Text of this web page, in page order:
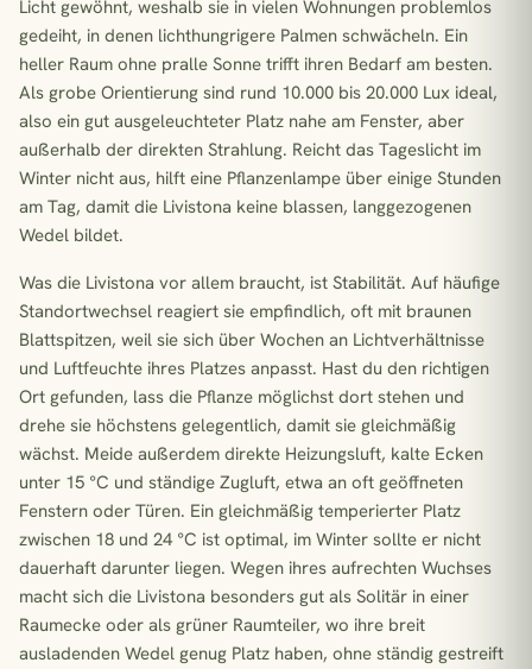
Licht gewöhnt, weshalb sie in vielen Wohnungen problemlos
gedeiht, in denen lichthungrigere Palmen schwächeln. Ein
heller Raum ohne pralle Sonne trifft ihren Bedarf am besten.
Als grobe Orientierung sind rund 10.000 bis 20.000 Lux ideal,
also ein gut ausgeleuchteter Platz nahe am Fenster, aber
außerhalb der direkten Strahlung. Reicht das Tageslicht im
Winter nicht aus, hilft eine Pflanzenlampe über einige Stunden
am Tag, damit die Livistona keine blassen, langgezogenen
Wedel bildet.
Was die Livistona vor allem braucht, ist Stabilität. Auf häufige
Standortwechsel reagiert sie empfindlich, oft mit braunen
Blattspitzen, weil sie sich über Wochen an Lichtverhältnisse
und Luftfeuchte ihres Platzes anpasst. Hast du den richtigen
Ort gefunden, lass die Pflanze möglichst dort stehen und
drehe sie höchstens gelegentlich, damit sie gleichmäßig
wächst. Meide außerdem direkte Heizungsluft, kalte Ecken
unter 15 °C und ständige Zugluft, etwa an oft geöffneten
Fenstern oder Türen. Ein gleichmäßig temperierter Platz
zwischen 18 und 24 °C ist optimal, im Winter sollte er nicht
dauerhaft darunter liegen. Wegen ihres aufrechten Wuchses
macht sich die Livistona besonders gut als Solitär in einer
Raumecke oder als grüner Raumteiler, wo ihre breit
ausladenden Wedel genug Platz haben, ohne ständig gestreift